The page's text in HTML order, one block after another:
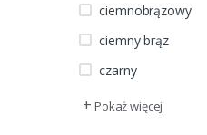
ciemnobrązowy
ciemny brąz
czarny
+ Pokaż więcej